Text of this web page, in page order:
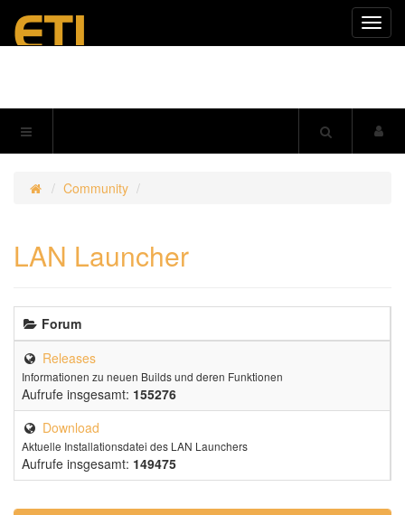
Community
LAN Launcher
Forum
Releases
Informationen zu neuen Builds und deren Funktionen
Aufrufe insgesamt: 155276
Download
Aktuelle Installationsdatei des LAN Launchers
Aufrufe insgesamt: 149475